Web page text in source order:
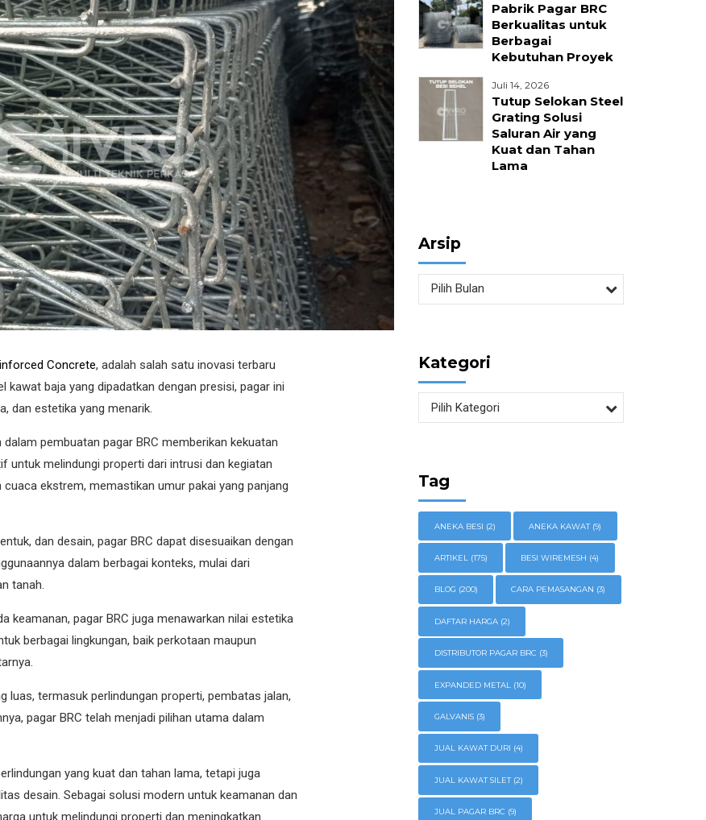
Tiang CCTV
Concrete, adalah salah satu inovasi terbaru
baja yang dipadatkan dengan presisi, pagar ini
dan estetika yang menarik.
pembuatan pagar BRC memberikan kekuatan
untuk melindungi properti dari intrusi dan kegiatan
ekstrem, memastikan umur pakai yang panjang
dan desain, pagar BRC dapat disesuaikan dengan
dalam berbagai konteks, mulai dari
tanah.
keamanan, pagar BRC juga menawarkan nilai estetika
berbagai lingkungan, baik perkotaan maupun
luas, termasuk perlindungan properti, pembatas jalan,
pagar BRC telah menjadi pilihan utama dalam
yang kuat dan tahan lama, tetapi juga
desain. Sebagai solusi modern untuk keamanan dan
untuk melindungi properti dan meningkatkan
Pabrik Pagar BRC
Berkualitas untuk
Berbagai
Kebutuhan Proyek
Juli 14, 2026
Tutup Selokan Steel
Grating Solusi
Saluran Air yang
Kuat dan Tahan
Lama
Arsip
Pilih Bulan
Kategori
Pilih Kategori
Tag
ANEKA BESI (2) ANEKA KAWAT(9)
ARTIKEL (175) BESI WIREMESH (4)
BLOG (200) CARA PEMASANGAN (3)
DAFTAR HARGA(2)
DISTRIBUTOR PAGAR BRC (3)
EXPANDED METAL (10)
GALVANIS(3)
JUAL KAWAT DURI (4)
JUAL KAWAT SILET(2)
JUAL PAGAR BRC (9)